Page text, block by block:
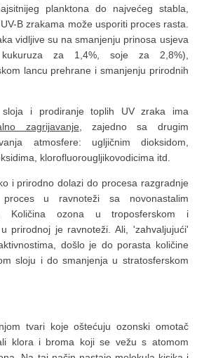
planktona do najvećeg stabla,
B zrakama može usporiti proces rasta.
vidljive su na smanjenju prinosa usjeva
za 1,4%, soje za 2,8%),
lancu prehrane i smanjenju prirodnih
sloja i prodiranje toplih UV zraka ima
zagrijavanje, zajedno sa drugim
atmosfere: ugljičnim dioksidom,
klorofluorougljikovodicima itd.
i prirodno dolazi do procesa razgradnje
u ravnoteži sa novonastalim
Količina ozona u troposferskom i
prirodnoj je ravnoteži. Ali, 'zahvaljujući'
došlo je do porasta količine
sloju i do smanjenja u stratosferskom
tvari koje oštećuju ozonski omotač
klora i broma koji se vežu s atomom